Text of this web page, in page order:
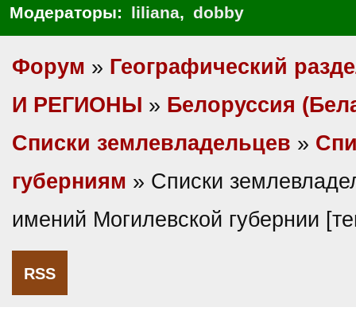
Модераторы: liliana, dobby
Форум » Географический
И РЕГИОНЫ » Белоруссия
Списки землевладельцев »
губерниям » Списки
имений Могилевской губернии
RSS